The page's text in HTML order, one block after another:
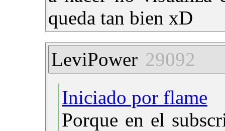
queda tan bien xD
LeviPower 29092
Iniciado por flame
Porque en el